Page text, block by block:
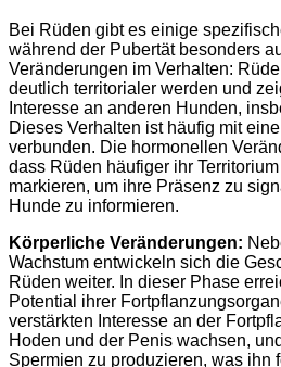
Bei Rüden gibt es einige
während der Pubertät besonders
Veränderungen im Verhalten:
deutlich territorialer werden und
Interesse an anderen Hunden,
Dieses Verhalten ist häufig mit
verbunden. Die hormonellen
dass Rüden häufiger ihr
markieren, um ihre Präsenz zu
Hunde zu informieren.
Körperliche Veränderungen:
Wachstum entwickeln sich die
Rüden weiter. In dieser Phase
Potential ihrer
verstärkten Interesse an der
Hoden und der Penis wachsen,
Spermien zu produzieren, was ihn